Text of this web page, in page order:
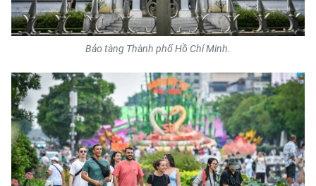
Bảo tàng Thành phố Hồ Chí Minh.